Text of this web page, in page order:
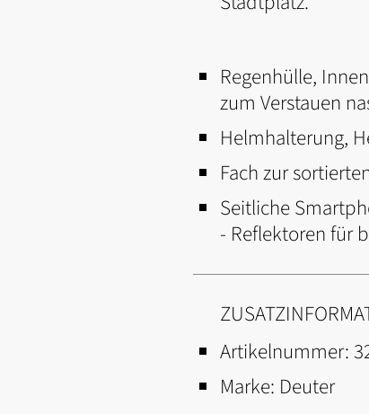
Regenhülle,
zum Verstauen
Helmhalterung,
Fach zur
Seitliche
- Reflektoren für
Artikelnummer:
Marke: Deuter